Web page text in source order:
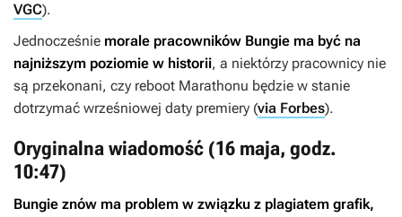
VGC).
Jednocześnie morale pracowników Bungie ma być na
najniższym poziomie w historii, a niektórzy pracownicy nie
są przekonani, czy reboot Marathonu będzie w stanie
dotrzymać wrześniowej daty premiery (via Forbes).
Oryginalna wiadomość (16 maja, godz.
10:47)
Bungie znów ma problem w związku z plagiatem grafik,